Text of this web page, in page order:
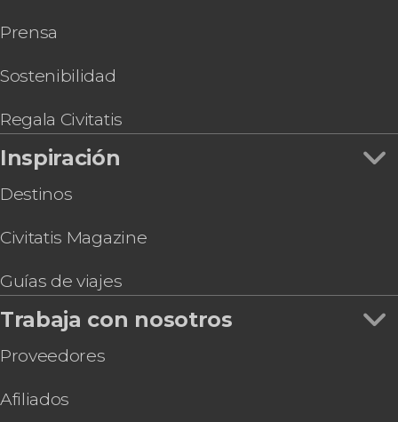
Prensa
Sostenibilidad
Regala Civitatis
Inspiración
Destinos
Civitatis Magazine
Guías de viajes
Trabaja con nosotros
Proveedores
Afiliados